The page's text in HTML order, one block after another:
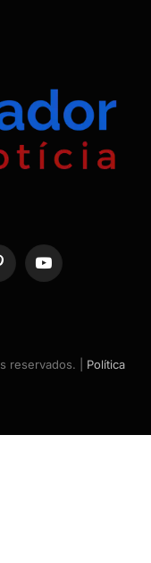
YouTube
reservados. | Política